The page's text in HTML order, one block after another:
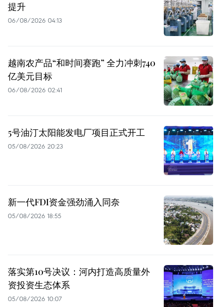
提升
06/08/2026 04:13
越南农产品“和时间赛跑” 全力冲刺740
亿美元目标
06/08/2026 02:41
5号油汀太阳能发电厂项目正式开工
05/08/2026 20:23
新一代FDI资金强劲涌入同奈
05/08/2026 18:55
落实第10号决议：河内打造高质量外
资投资生态体系
05/08/2026 10:07